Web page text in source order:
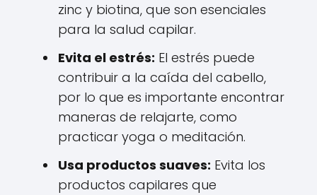
zinc y biotina, que son esenciales
para la salud capilar.
Evita el estrés: El estrés puede
contribuir a la caída del cabello,
por lo que es importante encontrar
maneras de relajarte, como
practicar yoga o meditación.
Usa productos suaves: Evita los
productos capilares que